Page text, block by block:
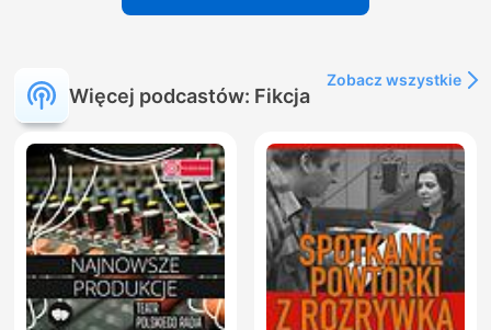
Więcej podcastów: Fikcja
Zobacz wszystkie